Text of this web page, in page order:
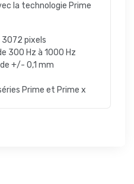
la technologie Prime
pixels
300 Hz à 1000 Hz
+/- 0,1 mm
Prime et Prime x